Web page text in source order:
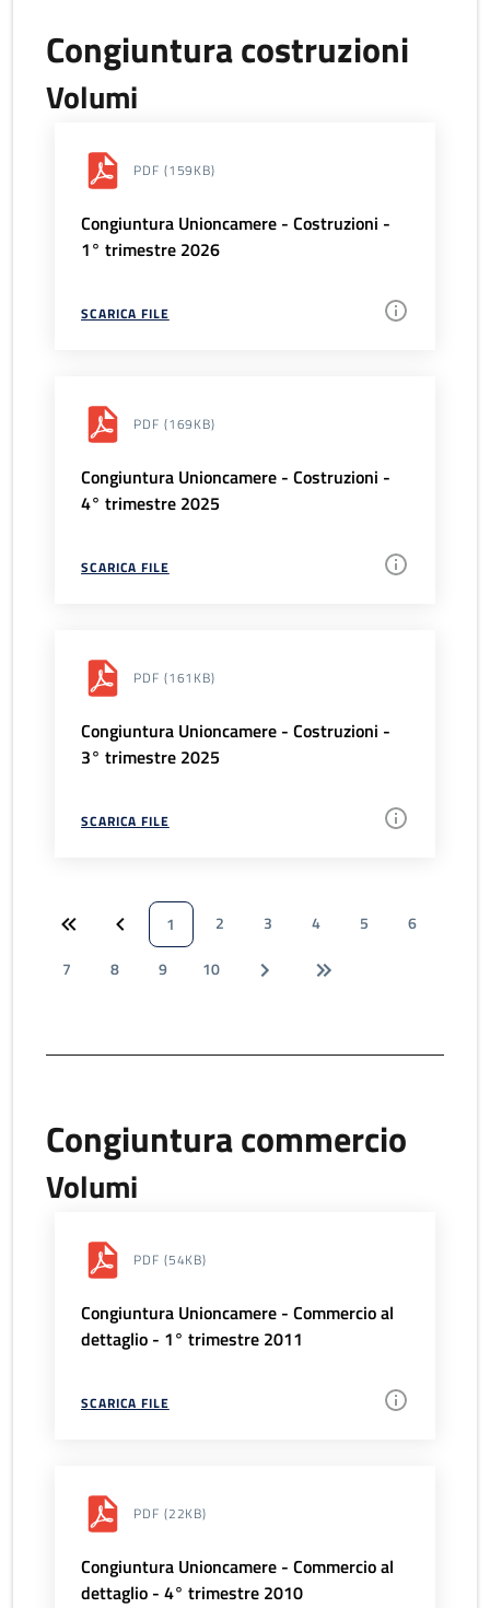
Congiuntura costruzioni
Volumi
PDF (159KB)
Congiuntura Unioncamere - Costruzioni -
1° trimestre 2026
SCARICA FILE
PDF (169KB)
Congiuntura Unioncamere - Costruzioni -
4° trimestre 2025
SCARICA FILE
PDF (161KB)
Congiuntura Unioncamere - Costruzioni -
3° trimestre 2025
SCARICA FILE
1 2 3 4 5
6
7
8 9 10
Congiuntura commercio
Volumi
PDF (54KB)
Congiuntura Unioncamere - Commercio al
dettaglio - 1° trimestre 2011
SCARICA FILE
PDF (22KB)
Congiuntura Unioncamere - Commercio al
dettaglio - 4° trimestre 2010